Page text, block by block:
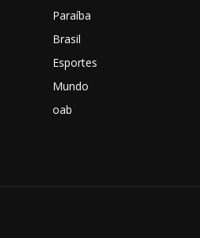
Paraíba
Brasil
Esportes
Mundo
oab